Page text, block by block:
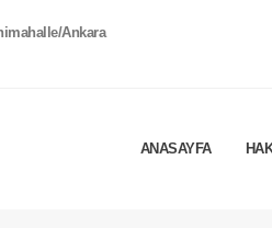
Ankara
ANASAYFA